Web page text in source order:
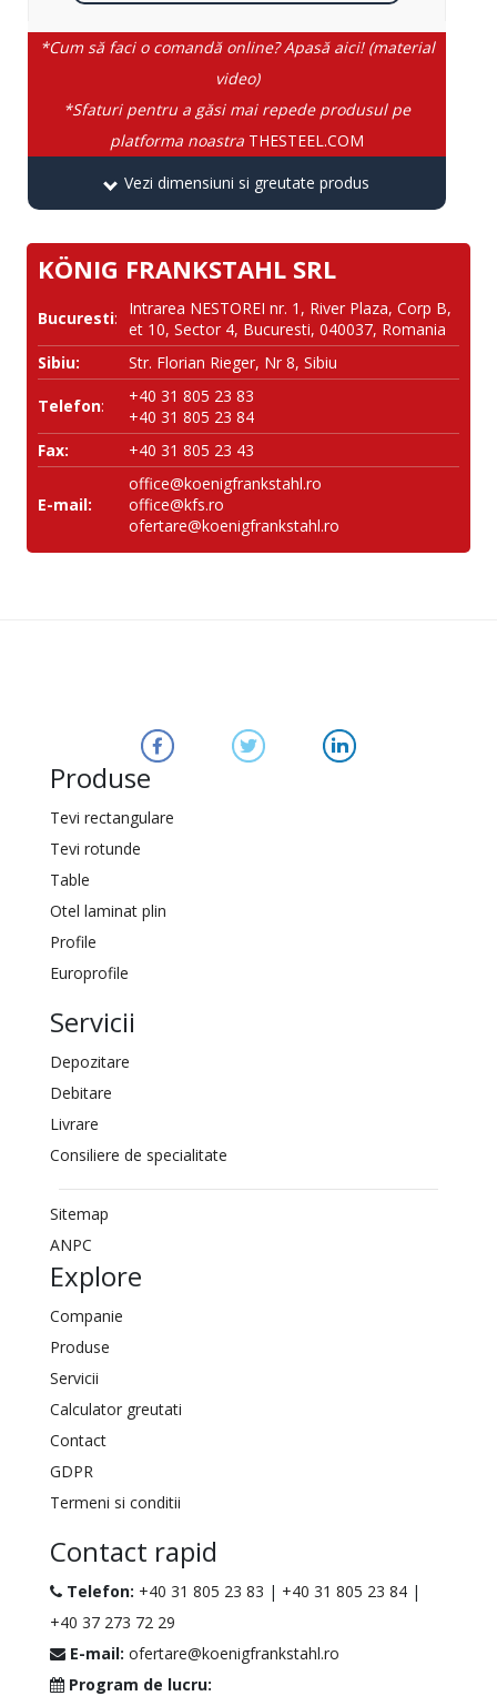
*Cum să faci o comandă online? Apasă aici! (material
video)
*Sfaturi pentru a găsi mai repede produsul pe
platforma noastra THESTEEL.COM
Vezi dimensiuni si greutate produs
KÖNIG FRANKSTAHL SRL
Bucuresti:
Intrarea NESTOREI nr. 1, River Plaza, Corp B,
et 10, Sector 4, Bucuresti, 040037, Romania
Sibiu:
Str. Florian Rieger, Nr 8, Sibiu
Telefon:
+40 31 805 23 83
+40 31 805 23 84
Fax:
+40 31 805 23 43
E-mail:
office@koenigfrankstahl.ro
office@kfs.ro
ofertare@koenigfrankstahl.ro
Produse
Tevi rectangulare
Tevi rotunde
Table
Otel laminat plin
Profile
Europrofile
Servicii
Depozitare
Debitare
Livrare
Consiliere de specialitate
Sitemap
ANPC
Explore
Companie
Produse
Servicii
Calculator greutati
Contact
GDPR
Termeni si conditii
Contact rapid
Telefon: +40 31 805 23 83 | +40 31 805 23 84 |
+40 37 273 72 29
E-mail: ofertare@koenigfrankstahl.ro
Program de lucru: